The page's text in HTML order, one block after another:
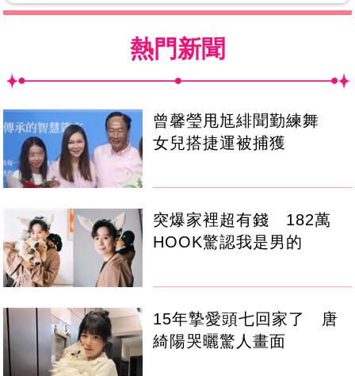
熱門新聞
曾馨瑩甩尪緋聞勤練舞
女兒搭捷運被捕獲
突爆家裡超有錢 182萬
HOOK驚認我是男的
15年摯愛頭七回家了 唐
綺陽哭曬驚人畫面